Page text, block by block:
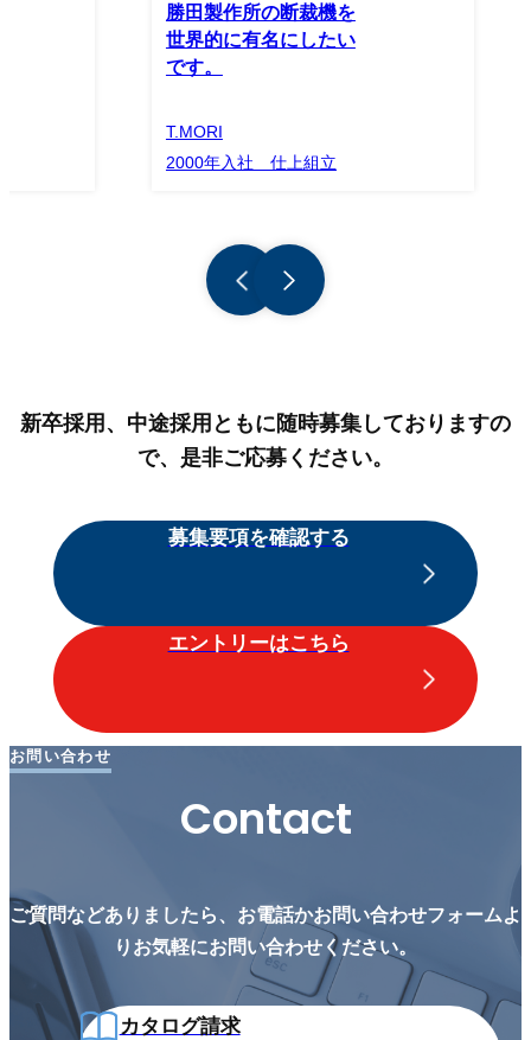
勝田製作所の断裁機を
世界的に有名にしたい
です。
T.MORI
2000年入社 仕上組立
新卒採用、中途採用ともに随時募集しておりますの
で、是非ご応募ください。
募集要項を確認する
エントリーはこちら
お問い合わせ
Contact
ご質問などありましたら、お電話かお問い合わせフォームよ
りお気軽にお問い合わせください。
カタログ請求